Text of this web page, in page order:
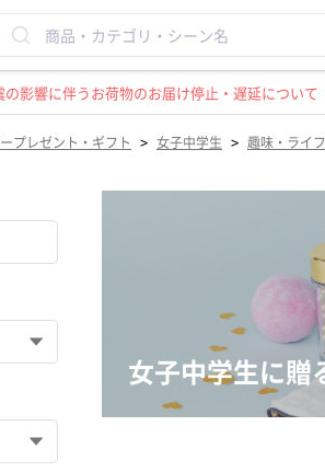
の影響に伴うお荷物のお届け停止・遅延について
プレゼント・ギフト > 女子中学生 > 趣味・ライ
女子中学生に贈